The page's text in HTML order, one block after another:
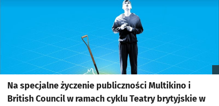
Na specjalne życzenie publiczności Multikino i
British Council w ramach cyklu Teatry brytyjskie w